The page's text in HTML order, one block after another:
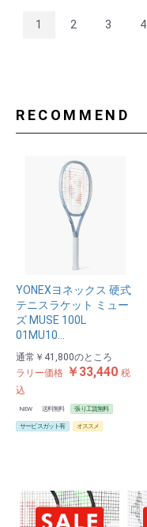
1 2 3 4
RECOMMEND
YONEXヨネックス 硬式
テニスラケット ミュー
ズ MUSE 100L
01MU10…
通常 ￥41,800のところ
ラリー価格 ￥33,440 税
込
NEW 送料無料 張り工賃無料
サービスガット有 オススメ